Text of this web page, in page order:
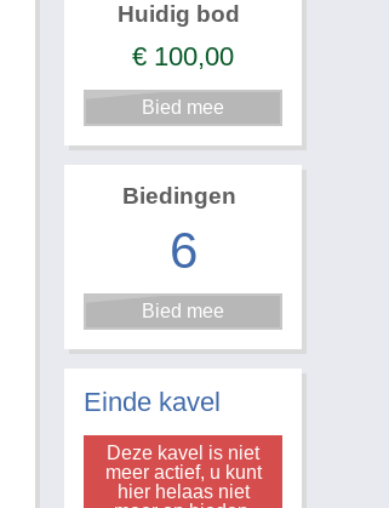
Huidig bod
€ 100,00
Biedingen
6
Einde kavel
Deze kavel is niet
meer actief, u kunt
hier helaas niet